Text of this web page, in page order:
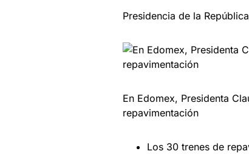
Presidencia de la
En Edomex, Presidenta
repavimentación
⁠Los 30 trenes de